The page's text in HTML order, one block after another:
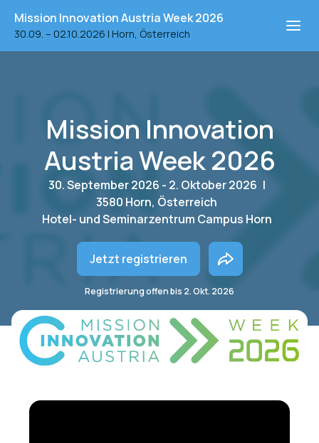
Mission Innovation Austria Week 2026
30.09. – 02.10.2026 | Horn, Österreich
Mission Innovation
Austria Week 2026
30. September 2026 - 2. Oktober 2026 |
3580 Horn, Österreich
Hotel- und Seminarzentrum Campus Horn
Jetzt registrieren
Registrierung offen bis 2. Okt. 2026